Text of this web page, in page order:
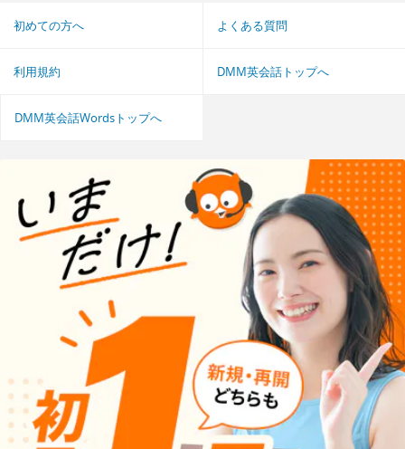
初めての方へ よくある質問
利用規約 DMM英会話トップへ
DMM英会話Wordsトップへ